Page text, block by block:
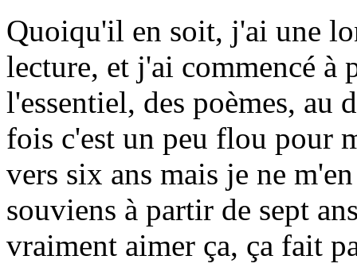
Quoiqu'il en soit, j'ai une
lecture, et j'ai commencé à
l'essentiel, des poèmes, au
fois c'est un peu flou pour
vers six ans mais je ne
souviens à partir de sept
vraiment aimer ça, ça fait